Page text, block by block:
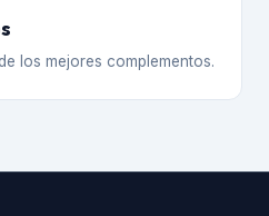
los mejores complementos.